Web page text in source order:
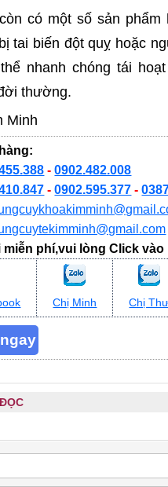
có một số sản phẩm
tai biến đột quỵ hoặc
nhanh chóng tái
thường.
Minh
-0902.482.008
-0902.595.377 -
miễn phí,vui lòng Click
Chị Minh Chị Thư